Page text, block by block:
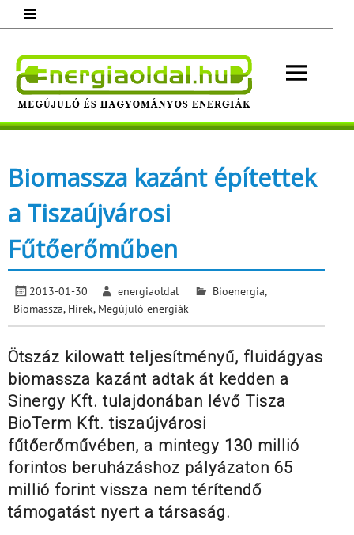
content
Megújuló és hagyományos energiák.
Biomassza kazánt építettek
a Tiszaújvárosi
Fűtőerőműben
2013-01-30 energiaoldal Bioenergia,
Biomassza, Hírek, Megújuló energiák
Ötszáz kilowatt teljesítményű, fluidágyas
biomassza kazánt adtak át kedden a
Sinergy Kft. tulajdonában lévő Tisza
BioTerm Kft. tiszaújvárosi
fűtőerőművében, a mintegy 130 millió
forintos beruházáshoz pályázaton 65
millió forint vissza nem térítendő
támogatást nyert a társaság.